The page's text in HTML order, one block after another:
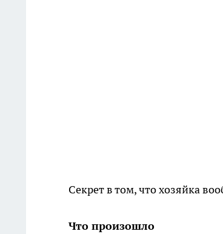
Секрет в том, что хозяйка
Что произошло